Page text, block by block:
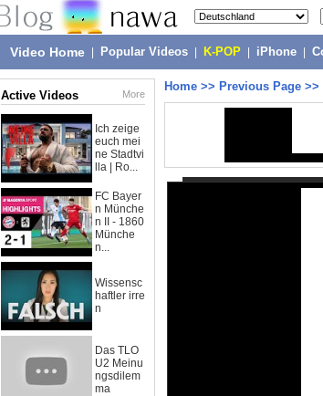
Video Home Popular Videos K-POP iPhone
Active Videos More
Ich zeige
euch mei
ne Stadtvi
lla | Ro...
FC Bayer
n Münche
n II - 1860
Münche
n...
Wissensc
haftler irre
n
Das TLO
U2 Meinu
ngsdilem
ma
Home >> Previous Page >>